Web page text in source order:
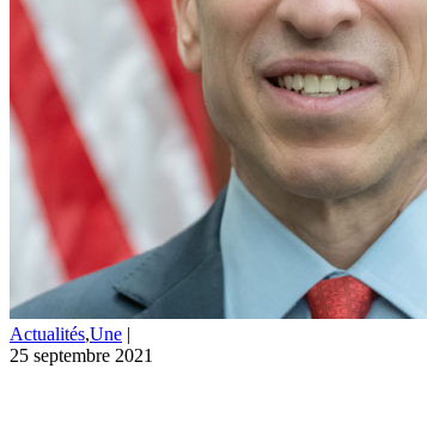
Actualités,Une |
25 septembre 2021